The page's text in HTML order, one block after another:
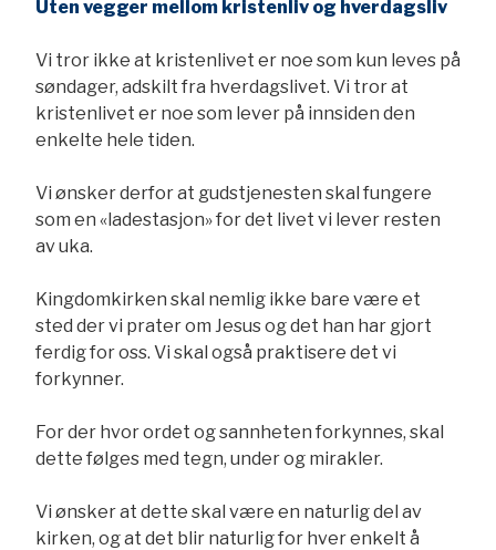
Uten vegger mellom kristenliv og hverdagsliv
Vi tror ikke at kristenlivet er noe som kun leves på
søndager, adskilt fra hverdagslivet. Vi tror at
kristenlivet er noe som lever på innsiden den
enkelte hele tiden.
Vi ønsker derfor at gudstjenesten skal fungere
som en «ladestasjon» for det livet vi lever resten
av uka.
Kingdomkirken skal nemlig ikke bare være et
sted der vi prater om Jesus og det han har gjort
ferdig for oss. Vi skal også praktisere det vi
forkynner.
For der hvor ordet og sannheten forkynnes, skal
dette følges med tegn, under og mirakler.
Vi ønsker at dette skal være en naturlig del av
kirken, og at det blir naturlig for hver enkelt å